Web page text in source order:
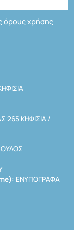
όρους χρήσης
265 ΚΗΦΙΣΙΑ /
ΕΝΥΠΟΓΡΑΦΑ